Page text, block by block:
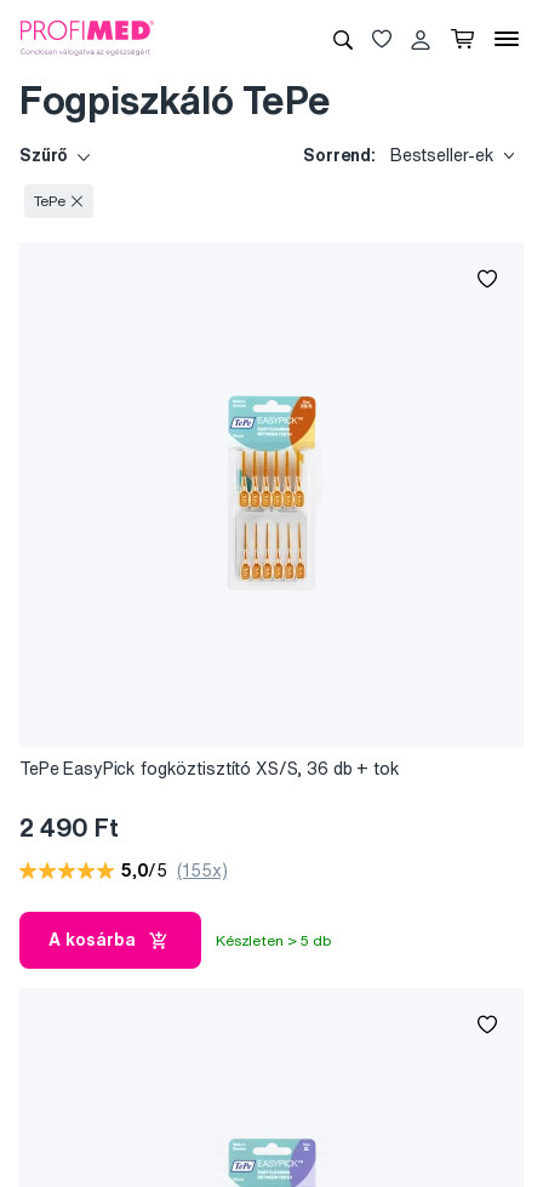
Fogpiszkáló TePe
Szűrő Sorrend: Bestseller-ek
TePe
TePe EasyPick fogköztisztító XS/S, 36 db + tok
2 490 Ft
5,0/5 (155x)
A kosárba Készleten > 5 db